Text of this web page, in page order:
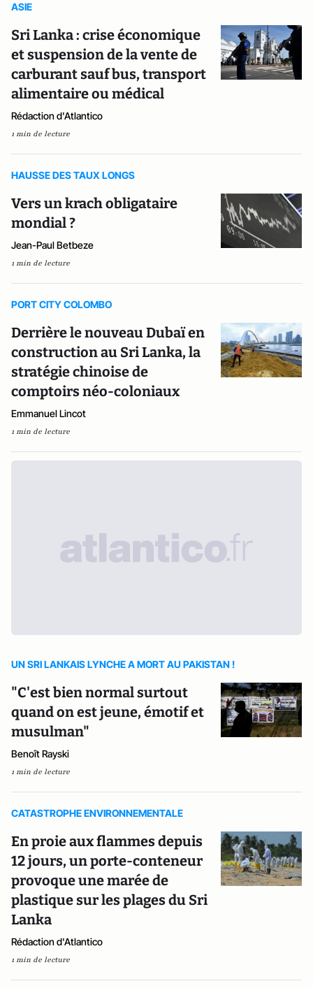
ASIE
Sri Lanka : crise économique
et suspension de la vente de
carburant sauf bus, transport
alimentaire ou médical
Rédaction d'Atlantico
1 min de lecture
HAUSSE DES TAUX LONGS
Vers un krach obligataire
mondial ?
Jean-Paul Betbeze
1 min de lecture
PORT CITY COLOMBO
Derrière le nouveau Dubaï en
construction au Sri Lanka, la
stratégie chinoise de
comptoirs néo-coloniaux
Emmanuel Lincot
1 min de lecture
UN SRI LANKAIS LYNCHE A MORT AU PAKISTAN !
"C'est bien normal surtout
quand on est jeune, émotif et
musulman"
Benoît Rayski
1 min de lecture
CATASTROPHE ENVIRONNEMENTALE
En proie aux flammes depuis
12 jours, un porte-conteneur
provoque une marée de
plastique sur les plages du Sri
Lanka
Rédaction d'Atlantico
1 min de lecture